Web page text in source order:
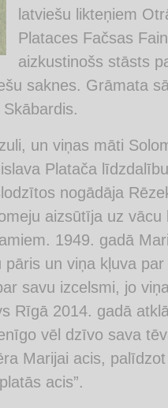
latviešu likteņiem
Plataces Fačsas
aizkustinošs stāsts
saknes. Grāmata
un viņas māti
Platača
nogādāja
aizsūtīja uz
1949. gadā
un viņa kļuva
savu izcelsmi, jo
Rīgā 2014. gadā
vēl dzīvo sava
Marijai acis,
acis”.